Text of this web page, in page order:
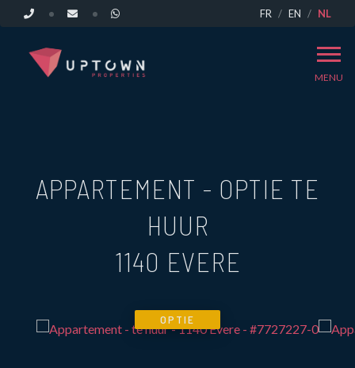
FR EN NL
MENU
APPARTEMENT - OPTIE TE
HUUR
1140 EVERE
OPTIE